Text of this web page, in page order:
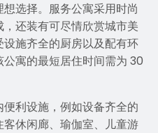
选择。服务公寓采用时尚
还装有可尽情欣赏城市美
施齐全的厨房以及配有环
寓的最短居住时间需为 30
利设施，例如设备齐全的
休闲廊、瑜伽室、儿童游